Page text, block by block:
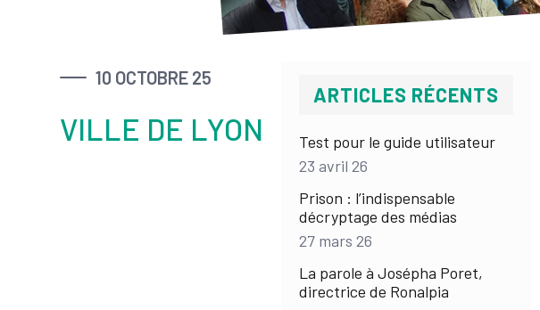
10 OCTOBRE 25
VILLE DE LYON
ARTICLES RÉCENTS
Test pour le guide utilisateur
23 avril 26
Prison : l’indispensable
décryptage des médias
27 mars 26
La parole à Josépha Poret,
directrice de Ronalpia